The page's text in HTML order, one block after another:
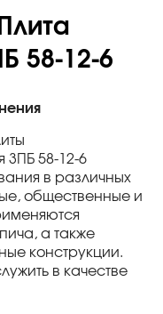
58-12-6
3ПБ 58-12-6
в различных
общественные и
а также
конструкции.
в качестве